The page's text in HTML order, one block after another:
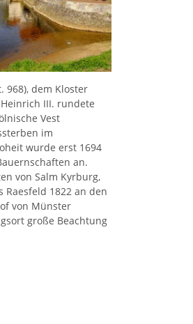
968), dem Kloster
III. rundete
Vest
im
wurde erst 1694
an.
von Salm Kyrburg,
1822 an den
von Münster
große Beachtung